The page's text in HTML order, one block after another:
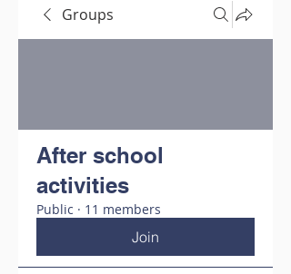
Groups
After school
activities
Public · 11 members
Join